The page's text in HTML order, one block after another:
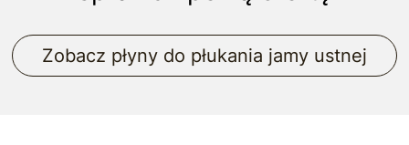
Zobacz płyny do płukania jamy ustnej